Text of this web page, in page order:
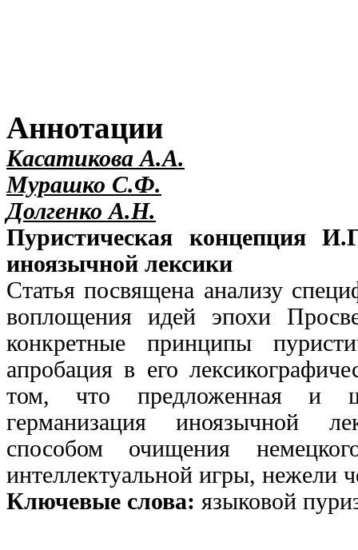
Аннотации
Касатикова А.А.
Мурашко С.Ф.
Долгенко А.Н.
Пуристическая концепция
иноязычной лексики
Статья посвящена анализу
воплощения идей эпохи
конкретные принципы
апробация в его
том, что предложенная и
германизация иноязычной
способом очищения
интеллектуальной игры, нежели
Ключевые слова: языковой